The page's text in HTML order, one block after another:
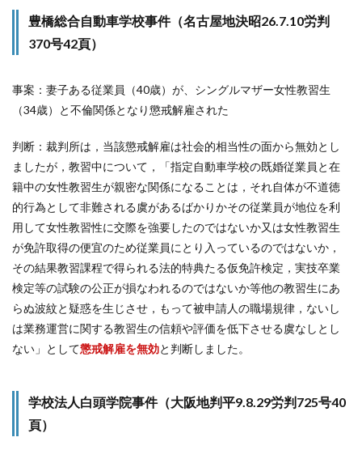
豊橋総合自動車学校事件（名古屋地決昭26.7.10労判
370号42頁）
事案：妻子ある従業員（40歳）が、シングルマザー女性教習生
（34歳）と不倫関係となり懲戒解雇された
判断：裁判所は，当該懲戒解雇は社会的相当性の面から無効とし
ましたが，教習中について，「指定自動車学校の既婚従業員と在
籍中の女性教習生が親密な関係になることは，それ自体が不道徳
的行為として非難される虞があるばかりかその従業員が地位を利
用して女性教習性に交際を強要したのではないか又は女性教習生
が免許取得の便宜のため従業員にとり入っているのではないか，
その結果教習課程で得られる法的特典たる仮免許検定，実技卒業
検定等の試験の公正が損なわれるのではないか等他の教習生にあ
らぬ波紋と疑惑を生じさせ，もって被申請人の職場規律，ないし
は業務運営に関する教習生の信頼や評価を低下させる虞なしとし
ない」として懲戒解雇を無効と判断しました。
学校法人白頭学院事件（大阪地判平9.8.29労判725号40
頁）